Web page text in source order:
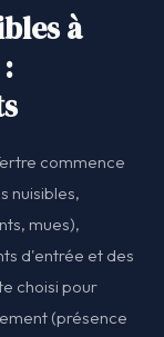
à
commence
nuisibles,
mues),
d'entrée et des
choisi pour
(présence